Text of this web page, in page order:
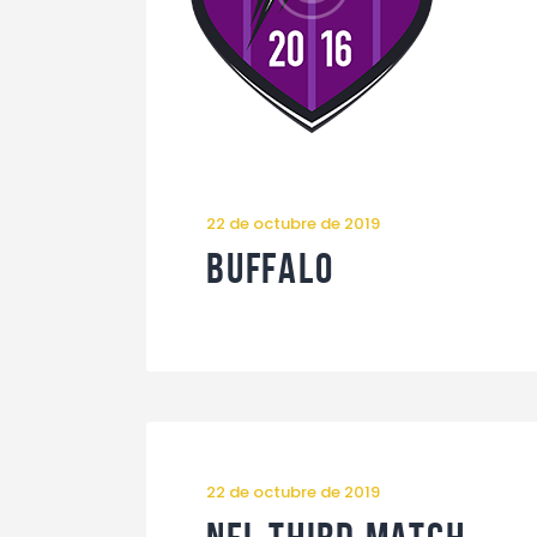
22 de octubre de 2019
Buffalo
22 de octubre de 2019